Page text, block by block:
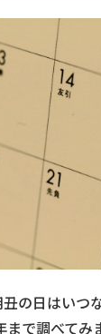
の日はいつ
で調べてみ